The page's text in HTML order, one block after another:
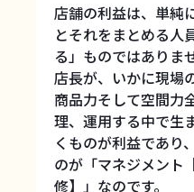
店舗の利益は、単純
とそれをまとめる人
る」ものではありま
店長が、いかに現場
商品力そして空間力
理、運用する中で生
くものが利益であり
のが「マネジメント
修】」なのです。